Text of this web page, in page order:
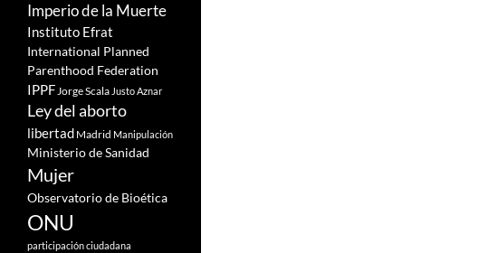
Imperio de la Muerte
Instituto Efrat
International Planned
Parenthood Federation
IPPFJorge Scala Justo Aznar
Ley del aborto
libertad Madrid Manipulación
Ministerio de Sanidad
Mujer
Observatorio de Bioética
ONU
participación ciudadana